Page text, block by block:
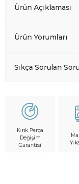
Ürün Açıklaması
Ürün Yorumları
Sıkça Sorulan
Kırık Parça
Değişim
Garantisi